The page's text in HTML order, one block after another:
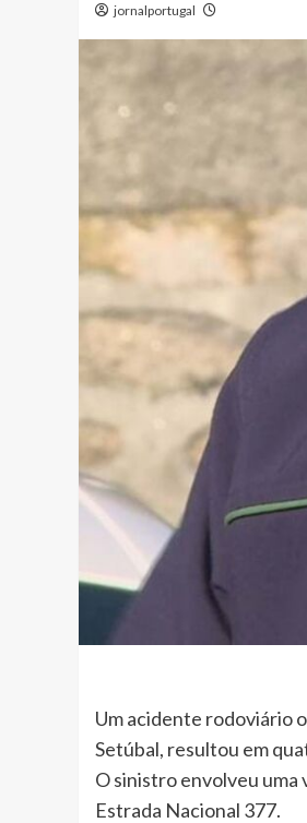
jornalportugal
Um acidente rodoviário
Setúbal, resultou em
O sinistro envolveu uma
Estrada Nacional 377.